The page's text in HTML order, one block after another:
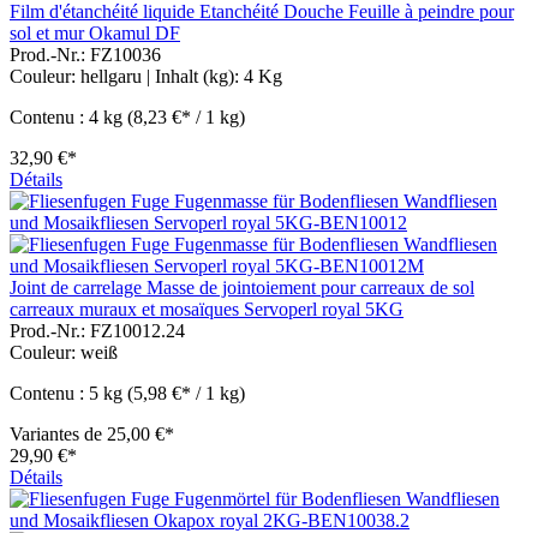
Film d'étanchéité liquide Etanchéité Douche Feuille à peindre pour
sol et mur Okamul DF
Prod.-Nr.: FZ10036
Couleur: hellgaru | Inhalt (kg): 4 Kg
Contenu : 4 kg (8,23 €* / 1 kg)
32,90 €*
Détails
Joint de carrelage Masse de jointoiement pour carreaux de sol
carreaux muraux et mosaïques Servoperl royal 5KG
Prod.-Nr.: FZ10012.24
Couleur: weiß
Contenu : 5 kg (5,98 €* / 1 kg)
Variantes de 25,00 €*
29,90 €*
Détails